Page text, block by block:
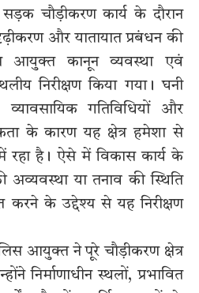
चौड़ीकरण कार्य के दौरान
और यातायात प्रबंधन की
आयुक्त कानून व्यवस्था एवं
निरीक्षण किया गया। घनी
गतिविधियों और
के कारण यह क्षेत्र हमेशा से
में रहा है। ऐसे में विकास कार्य के
अव्यवस्था या तनाव की स्थिति
करने के उद्देश्य से यह निरीक्षण
आयुक्त ने पूरे चौड़ीकरण क्षेत्र
निर्माणाधीन स्थलों, प्रभावित